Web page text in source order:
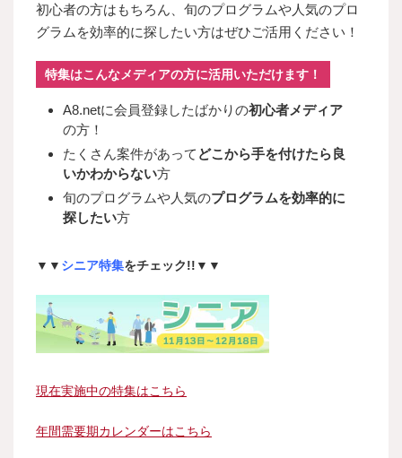
初心者の方はもちろん、旬のプログラムや人気のプロ
グラムを効率的に探したい方はぜひご活用ください！
特集はこんなメディアの方に活用いただけます！
A8.netに会員登録したばかりの初心者メディア
の方！
たくさん案件があって どこから手を付けたら良
いかわからない方
旬のプログラムや人気のプログラムを効率的に
探したい方
▼▼ シニア特集をチェック!!▼▼
現在実施中の特集はこちら
年間需要期カレンダーはこちら